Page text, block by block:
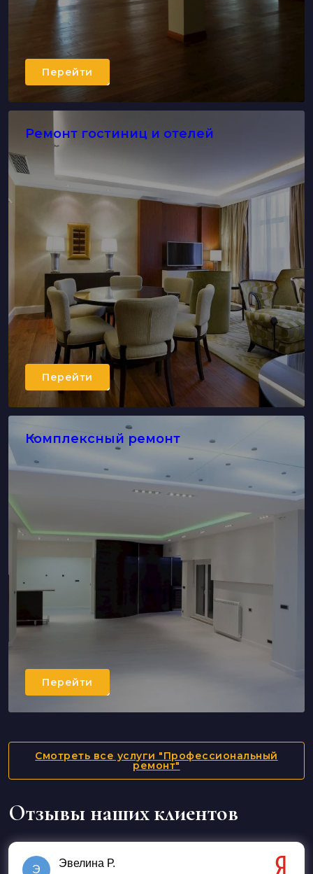
Перейти
Ремонт гостиниц и отелей
Перейти
Комплексный ремонт
Перейти
Капитальный ремонт Перейти
Смотреть все услуги "Профессиональный
ремонт"
Отзывы наших клиентов
Э
Эвелина Р.